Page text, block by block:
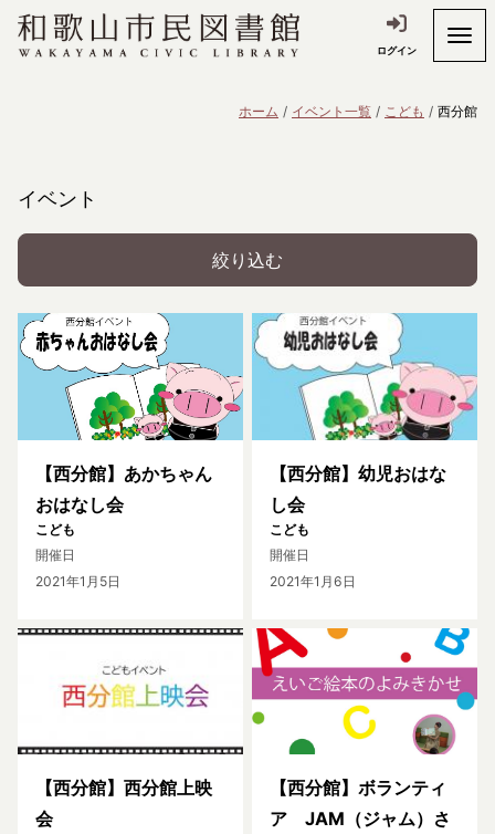
ログイン
ホーム イベント一覧 こども 西分館
イベント
絞り込む
【西分館】あかちゃん
おはなし会
こども
開催日
2021年1月5日
【西分館】幼児おはな
し会
こども
開催日
2021年1月6日
【西分館】西分館上映
会
【西分館】ボランティ
ア JAM（ジャム）さ